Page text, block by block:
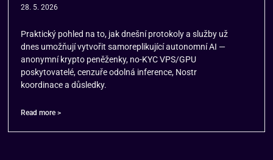
28. 5. 2026
Praktický pohled na to, jak dnešní protokoly a služby už
dnes umožňují vytvořit samoreplikující autonomní AI —
anonymní krypto peněženky, no-KYC VPS/GPU
poskytovatelé, cenzuře odolná inference, Nostr
koordinace a důsledky.
Read more >